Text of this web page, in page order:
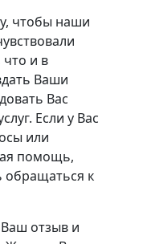
чтобы наши
и в
Ваши
Вас
Если у Вас
или
помощь,
обращаться к
отзыв и